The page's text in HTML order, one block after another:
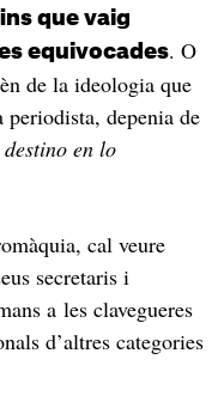
que vaig
equivocades. O
de la ideologia que
periodista, depenia de
en lo
cal veure
secretaris i
a les clavegueres
d’altres categories